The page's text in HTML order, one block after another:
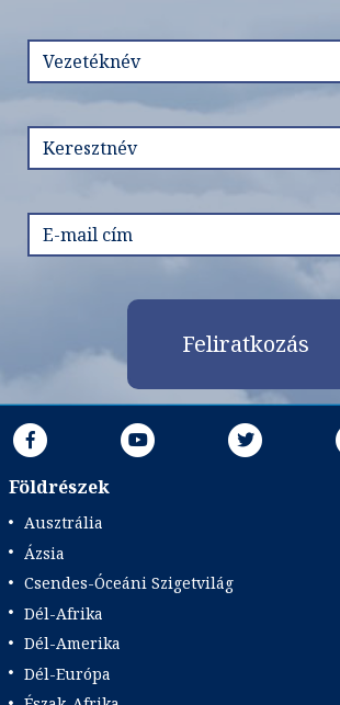
Feliratkozás
Földrészek
Ausztrália
Ázsia
Csendes-Óceáni Szigetvilág
Dél-Afrika
Dél-Amerika
Dél-Európa